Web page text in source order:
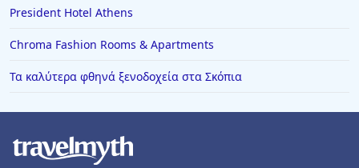
President Hotel Athens
Chroma Fashion Rooms & Apartments
Τα καλύτερα φθηνά ξενοδοχεία στα Σκόπια